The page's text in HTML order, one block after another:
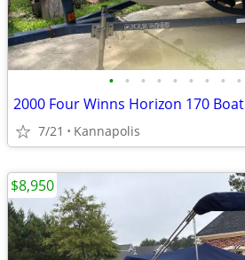
• • • • • • • • •
2000 Four Winns Horizon 170 Boat
7/21 Kannapolis
$8,950